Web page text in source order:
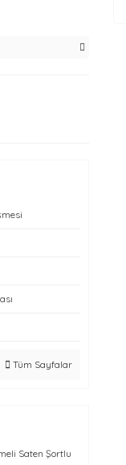
Tüm Sayfalar